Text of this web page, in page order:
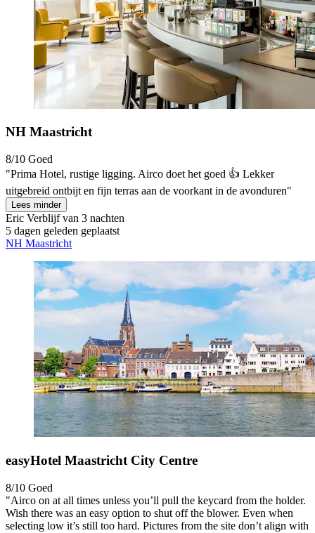
NH Maastricht
8/10 Goed
"Prima Hotel, rustige ligging. Airco doet het goed 👍 Lekker
uitgebreid ontbijt en fijn terras aan de voorkant in de avonduren"
Lees minder
Eric Verblijf van 3 nachten
5 dagen geleden geplaatst
NH Maastricht
easyHotel Maastricht City Centre
8/10 Goed
"Airco on at all times unless you’ll pull the keycard from the holder.
Wish there was an easy option to shut off the blower. Even when
selecting low it’s still too hard. Pictures from the site don’t align with